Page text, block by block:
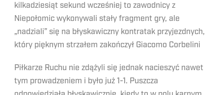
kilkadziesiąt sekund wcześniej to zawodnicy z
Niepołomic wykonywali stały fragment gry, ale
„nadziali” się na błyskawiczny kontratak przyjezdnych,
który pięknym strzałem zakończył Giacomo Corbelini
Piłkarze Ruchu nie zdążyli się jednak nacieszyć nawet
tym prowadzeniem i było już 1-1. Puszcza